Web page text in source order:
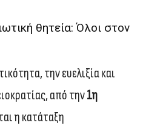
θητεία: Όλοι στον
την ευελιξία και
από την1η
η κατάταξη